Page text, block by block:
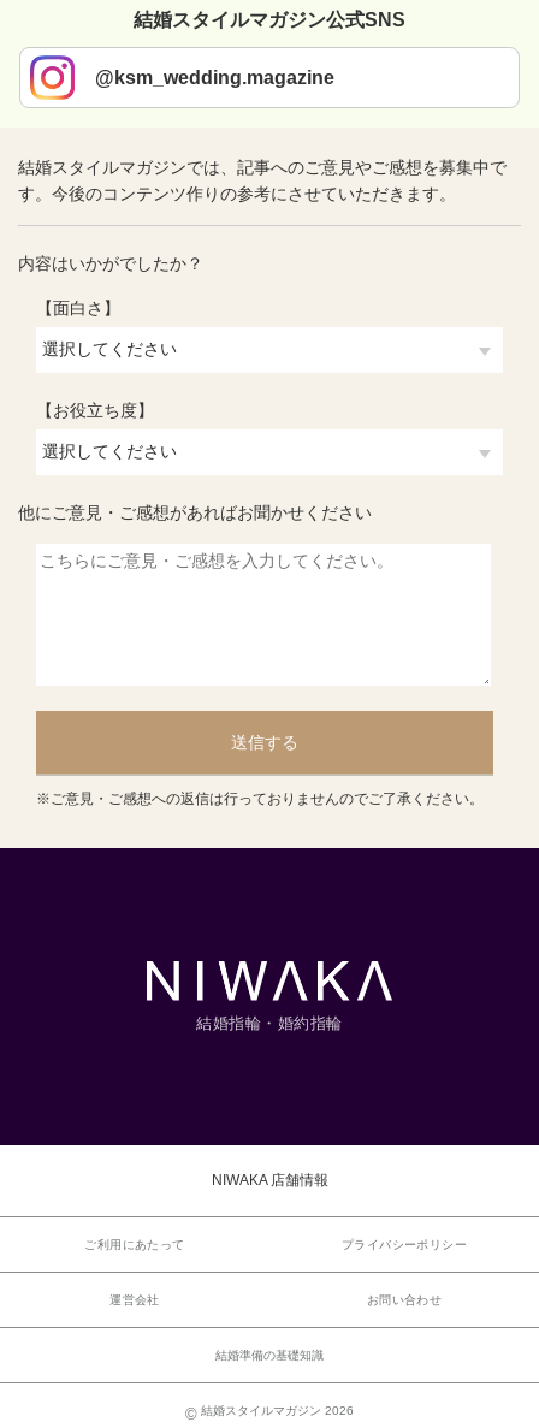
結婚スタイルマガジン公式SNS
@ksm_wedding.magazine
結婚スタイルマガジンでは、記事へのご意見やご感想を募集中で
す。今後のコンテンツ作りの参考にさせていただきます。
内容はいかがでしたか？
【面白さ】
【お役立ち度】
他にご意見・ご感想があればお聞かせください
送信する
※ご意見・ご感想への返信は行っておりませんのでご了承ください。
結婚指輪・婚約指輪
NIWAKA 店舗情報
ご利用にあたって プライバシーポリシー
運営会社 お問い合わせ
結婚準備の基礎知識
© 結婚スタイルマガジン 2026